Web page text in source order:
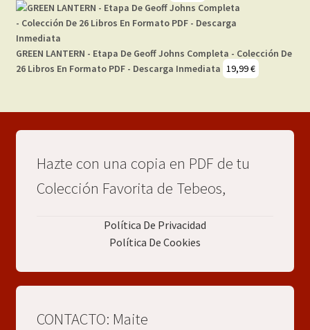
GREEN LANTERN - Etapa De Geoff Johns Completa - Colección De
26 Libros En Formato PDF - Descarga Inmediata 19,99€
Hazte con una copia en PDF de tu
Colección Favorita de Tebeos,
Política De Privacidad
Política De Cookies
CONTACTO: Maite